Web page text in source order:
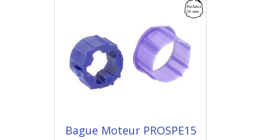
Bague Moteur PROSPE15